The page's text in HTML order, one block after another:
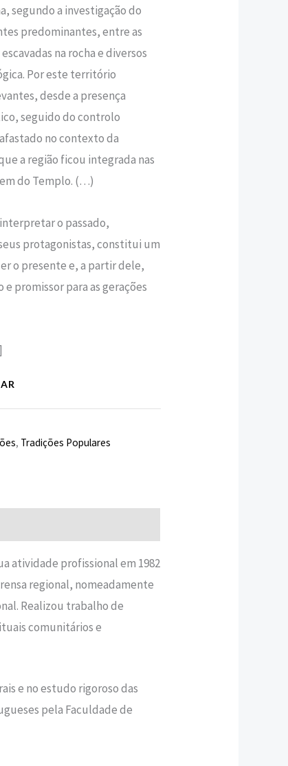
segundo a investigação do
predominantes, entre as
na rocha e diversos
Por este território
desde a presença
seguido do controlo
no contexto da
a região ficou integrada nas
do Templo. (…)
o passado,
protagonistas, constitui um
o presente e, a partir dele,
promissor para as gerações
, Tradições Populares
atividade profissional em 1982
regional, nomeadamente
Realizou trabalho de
comunitários e
e no estudo rigoroso das
pela Faculdade de